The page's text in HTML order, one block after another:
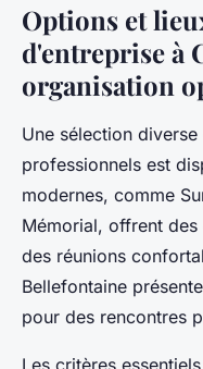
Options et
d'entreprise à
organisation
Une sélection
professionnels est
modernes, comme
Mémorial, offrent
des réunions
Bellefontaine
pour des rencontres
Les critères